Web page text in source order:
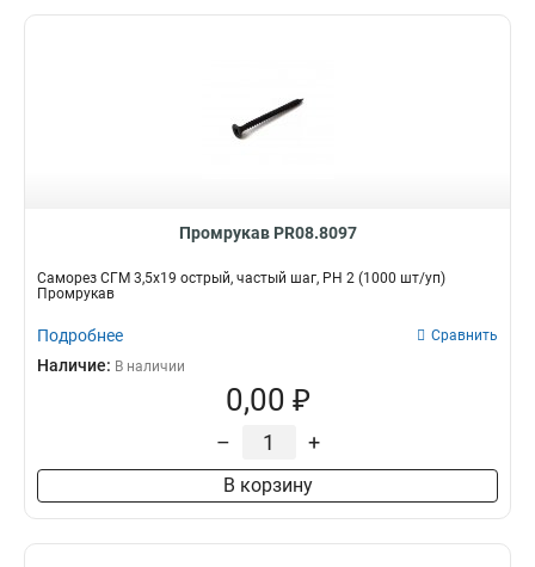
Промрукав PR08.8097
Саморез СГМ 3,5х19 острый, частый шаг, РН 2 (1000 шт/уп)
Промрукав
Подробнее Сравнить
Наличие: В наличии
0,00 ₽
– +
В корзину